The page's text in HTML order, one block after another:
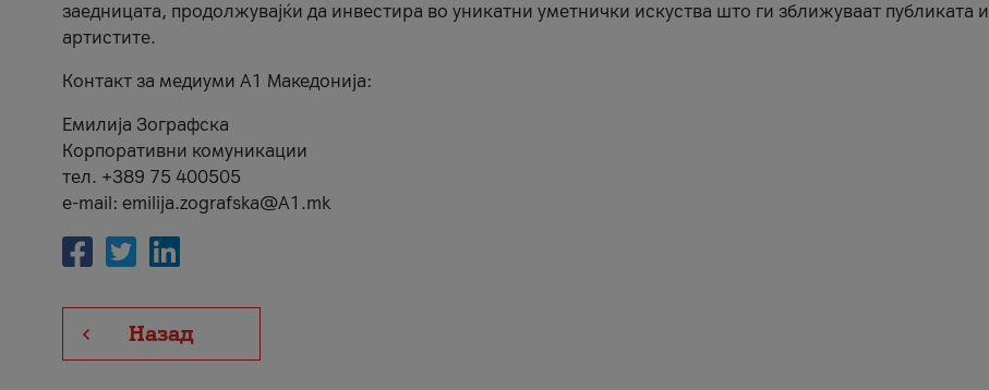
заедницата, продолжувајќи да инвестира во уникатни уметнички искуства што ги зближуваат публиката и
артистите.
Контакт за медиуми А1 Македонија:
Емилија Зографска
Корпоративни комуникации
тел. +389 75 400505
e-mail: emilija.zografska@A1.mk
Назад